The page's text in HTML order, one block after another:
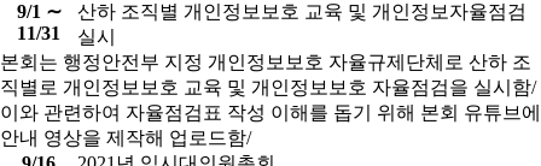
9/1 ∼
11/31
산하 조직별 개인정보보호 교육 및 개인정보자율점검
실시
본회는 행정안전부 지정 개인정보보호 자율규제단체로 산하 조
직별로 개인정보보호 교육 및 개인정보보호 자율점검을 실시함/
이와 관련하여 자율점검표 작성 이해를 돕기 위해 본회 유튜브에
안내 영상을 제작해 업로드함/